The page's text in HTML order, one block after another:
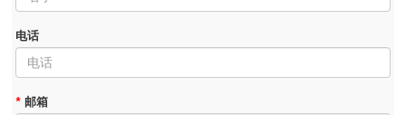
电话
* 邮箱